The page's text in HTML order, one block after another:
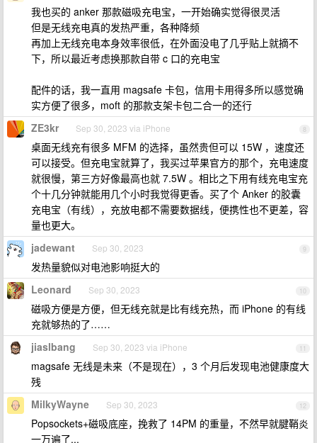
我也买的 anker 那款磁吸充电宝，一开始确实觉得很灵活
但是无线充电真的发热严重，各种降频
再加上无线充电本身效率很低，在外面没电了几乎贴上就摘不
下，所以最近考虑换那款自带 c 口的充电宝
配件的话，我一直用 magsafe 卡包，信用卡用得多所以感觉确
实方便了很多，moft 的那款支架卡包二合一的还行
8
ZE3kr Sep 30, 2023 via iPhone
桌面无线充有很多 MFM 的选择，虽然贵但可以 15W ，速度还
可以接受。但充电宝就算了，我买过苹果官方的那个，充电速度
就很慢，第三方好像最高也就 7.5W 。相比之下用有线充电宝充
个十几分钟就能用几个小时我觉得更香。买了个 Anker 的胶囊
充电宝（有线），充放电都不需要数据线，便携性也不更差，容
量也更大。
9
jadewant Sep 30, 2023
发热量貌似对电池影响挺大的
10
Leonard Sep 30, 2023
磁吸方便是方便，但无线充就是比有线充热，而 iPhone 的有线
充就够热的了……
11
jiaslbang Sep 30, 2023 via iPhone
magsafe 无线是未来（不是现在），3 个月后发现电池健康度大
残
12
MilkyWayne Sep 30, 2023
Popsockets+磁吸底座，挽救了 14PM 的重量，不然早就腱鞘炎
一万遍了...